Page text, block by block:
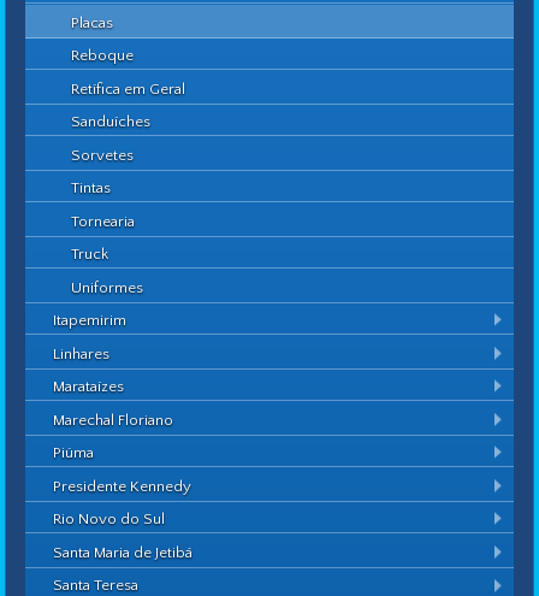
Placas
Reboque
Retífica em Geral
Sanduíches
Sorvetes
Tintas
Tornearia
Truck
Uniformes
Itapemirim
Linhares
Marataízes
Marechal Floriano
Piúma
Presidente Kennedy
Rio Novo do Sul
Santa Maria de Jetibá
Santa Teresa